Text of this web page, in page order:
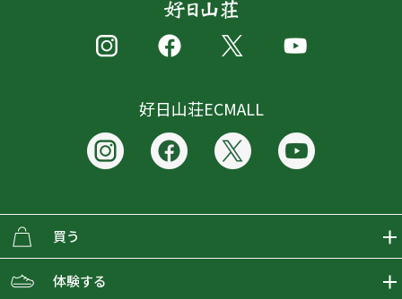
好日山荘ECMALL
買う
ECMALLの商品をさがす
体験する